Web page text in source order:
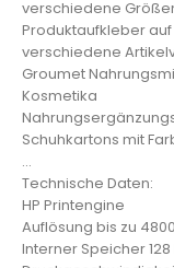
verschiedene
Produktaufkleber
verschiedene
Groumet
Kosmetika
Schuhkartons mit
…
Technische Daten:
HP Printengine
Auflösung bis zu
Interner Speicher 128